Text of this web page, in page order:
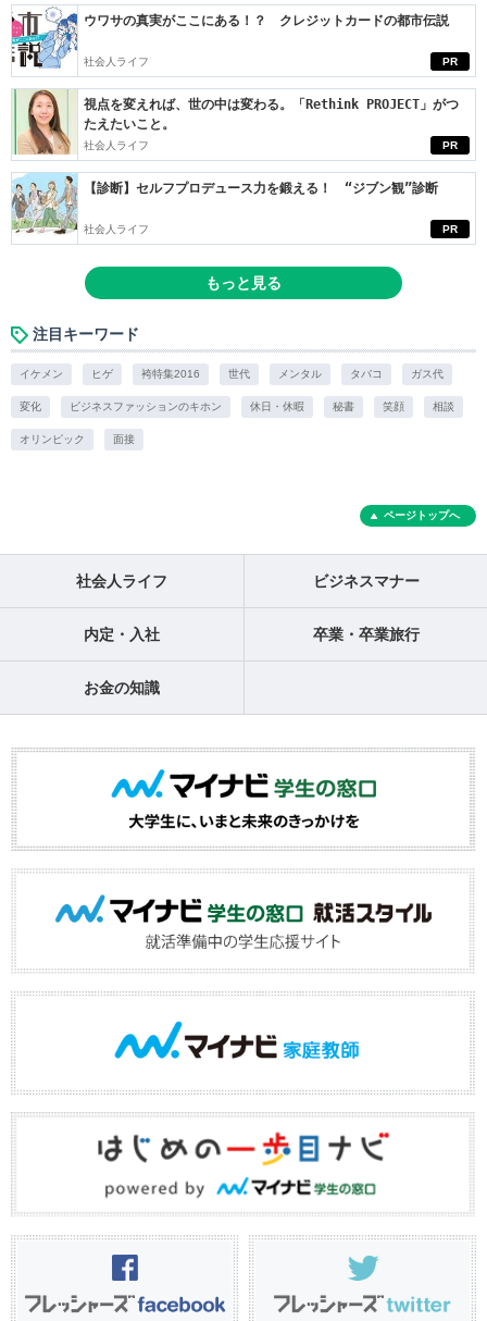
PR
ウワサの真実がここにある！？ クレジットカードの都市伝説
社会人ライフ
PR
視点を変えれば、世の中は変わる。「Rethink PROJECT」がつ
たえたいこと。
社会人ライフ
PR
【診断】セルフプロデュース力を鍛える！ “ジブン観”診断
社会人ライフ
もっと見る
注目キーワード
イケメン ヒゲ 袴特集2016 世代 メンタル タバコ ガス代
変化 ビジネスファッションのキホン 休日・休暇 秘書 笑顔 相談
オリンピック 面接
ページトップへ
社会人ライフ ビジネスマナー
内定・入社 卒業・卒業旅行
お金の知識